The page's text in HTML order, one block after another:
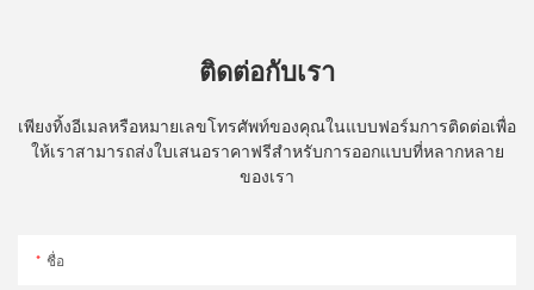
ติดต่อกับเรา
เพียงทิ้งอีเมลหรือหมายเลขโทรศัพท์ของคุณในแบบฟอร์มการติดต่อเพื่อ
ให้เราสามารถส่งใบเสนอราคาฟรีสำหรับการออกแบบที่หลากหลาย
ของเรา
ชื่อ